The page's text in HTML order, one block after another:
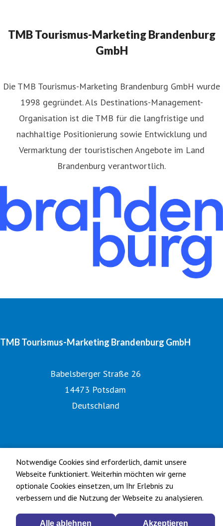
Notwendige Cookies sind erforderlich, damit unsere
Webseite funktioniert. Weiterhin möchten wir gerne
optionale Cookies einsetzen, um Ihr Erlebnis zu
verbessern und die Nutzung der Webseite zu analysieren.
Alle ablehnen Akzeptieren
TMB Tourismus-Marketing Brandenburg
GmbH
​Die TMB Tourismus-Marketing Brandenburg GmbH wurde
1998 gegründet. Als Destinations-Management-
Organisation ist die TMB für die langfristige und
nachhaltige Positionierung sowie Entwicklung und
Vermarktung der touristischen Angebote im Land
Brandenburg verantwortlich.
TMB Tourismus-Marketing Brandenburg GmbH
Babelsberger Straße 26
14473 Potsdam
Deutschland